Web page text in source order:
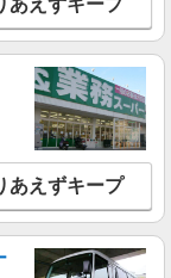
あえずキープ
あえずキープ